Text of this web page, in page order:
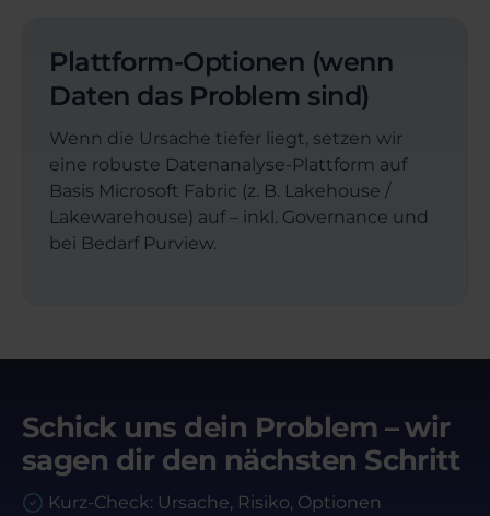
Plattform-Optionen (wenn
Daten das Problem sind)
Wenn die Ursache tiefer liegt, setzen wir
eine robuste Datenanalyse-Plattform auf
Basis Microsoft Fabric (z. B. Lakehouse /
Lakewarehouse) auf – inkl. Governance und
bei Bedarf Purview.
Schick uns dein Problem – wir
sagen dir den nächsten Schritt
Kurz-Check: Ursache, Risiko, Optionen